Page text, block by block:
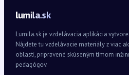
lumila.sk
Lumila.sk je vzdelávacia aplikácia
Nájdete tu vzdelávacie materiály z viac
oblastí, pripravené skúseným tímom
pedagógov.